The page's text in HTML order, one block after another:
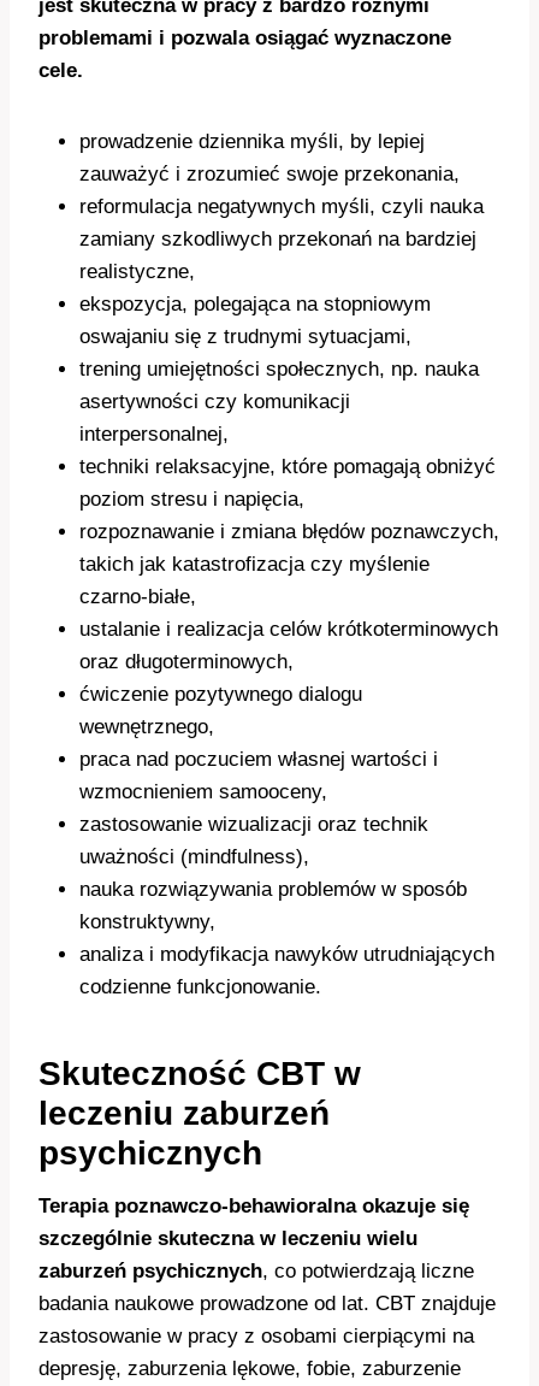
jest skuteczna w pracy z bardzo różnymi
problemami i pozwala osiągać wyznaczone
cele.
prowadzenie dziennika myśli, by lepiej
zauważyć i zrozumieć swoje przekonania,
reformulacja negatywnych myśli, czyli nauka
zamiany szkodliwych przekonań na bardziej
realistyczne,
ekspozycja, polegająca na stopniowym
oswajaniu się z trudnymi sytuacjami,
trening umiejętności społecznych, np. nauka
asertywności czy komunikacji
interpersonalnej,
techniki relaksacyjne, które pomagają obniżyć
poziom stresu i napięcia,
rozpoznawanie i zmiana błędów poznawczych,
takich jak katastrofizacja czy myślenie
czarno-białe,
ustalanie i realizacja celów krótkoterminowych
oraz długoterminowych,
ćwiczenie pozytywnego dialogu
wewnętrznego,
praca nad poczuciem własnej wartości i
wzmocnieniem samooceny,
zastosowanie wizualizacji oraz technik
uważności (mindfulness),
nauka rozwiązywania problemów w sposób
konstruktywny,
analiza i modyfikacja nawyków utrudniających
codzienne funkcjonowanie.
Skuteczność CBT w
leczeniu zaburzeń
psychicznych
Terapia poznawczo-behawioralna okazuje się
szczególnie skuteczna w leczeniu wielu
zaburzeń psychicznych, co potwierdzają liczne
badania naukowe prowadzone od lat. CBT znajduje
zastosowanie w pracy z osobami cierpiącymi na
depresję, zaburzenia lękowe, fobie, zaburzenie